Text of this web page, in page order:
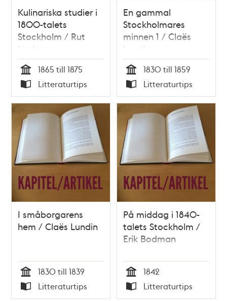
Kulinariska studier i
1800-talets
Stockholm / Rut
Liedgren
Tid
1865 till 1875
Typ
Litteraturtips
En gammal
Stockholmares
minnen 1 / Claës
Lundin
Tid
1830 till 1859
Typ
Litteraturtips
I småborgarens
hem / Claës Lundin
Tid
1830 till 1839
Typ
Litteraturtips
På middag i 1840-
talets Stockholm /
Erik Bodman
Tid
1842
Typ
Litteraturtips